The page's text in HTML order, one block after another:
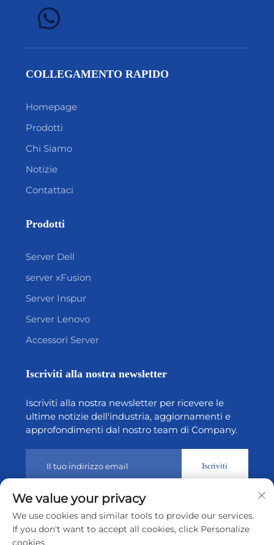
COLLEGAMENTO RAPIDO
Homepage
Prodotti
Chi Siamo
Notizie
Contattaci
Prodotti
Server Dell
server xFusion
Server Inspur
Server Lenovo
Accessori Server
Iscriviti alla nostra newsletter
Iscriviti alla nostra newsletter per ricevere le
ultime notizie dell'industria, aggiornamenti e
approfondimenti dal nostro team di Company.
Iscriviti
Copyright © 2026 di Shenzhen Tiansheng Cloud Technology
CO., Ltd.
Informativa sulla privacy
We value your privacy
We use cookies and similar tools to provide our services.
If you don't want to accept all cookies, click Personalize
cookies.